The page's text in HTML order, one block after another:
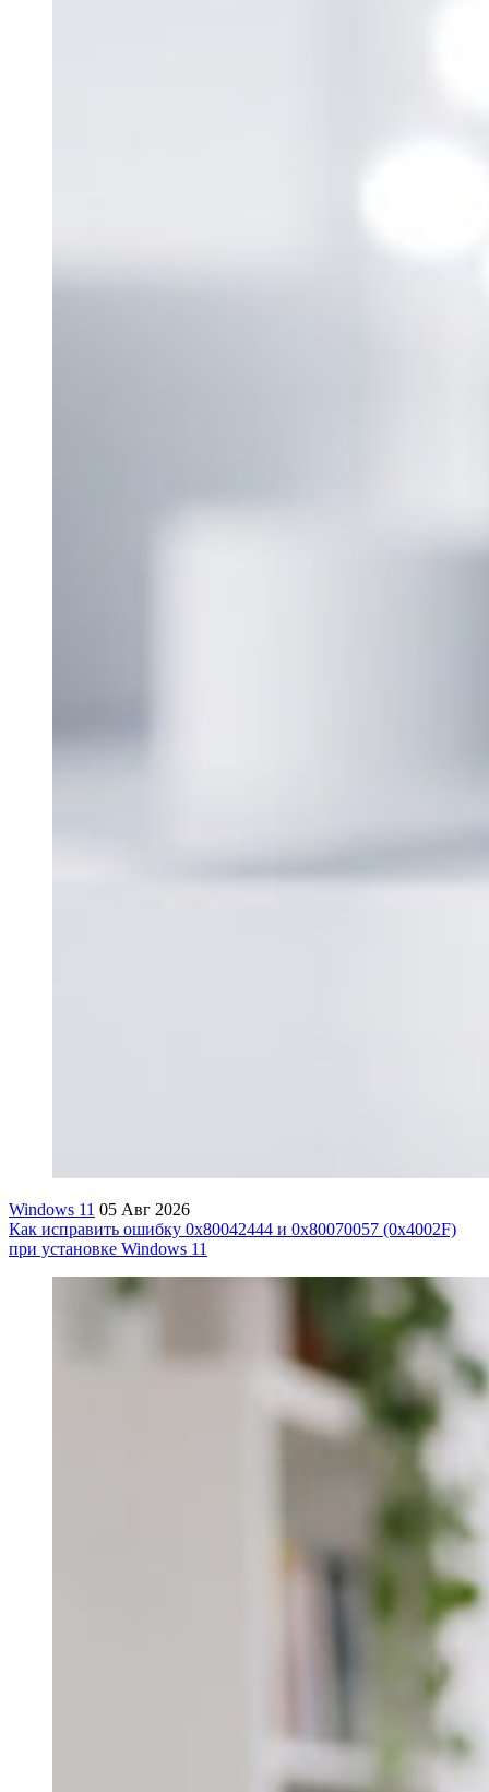
Windows 11 05 Авг 2026
Как исправить ошибку 0x80042444 и 0x80070057 (0x4002F)
при установке Windows 11